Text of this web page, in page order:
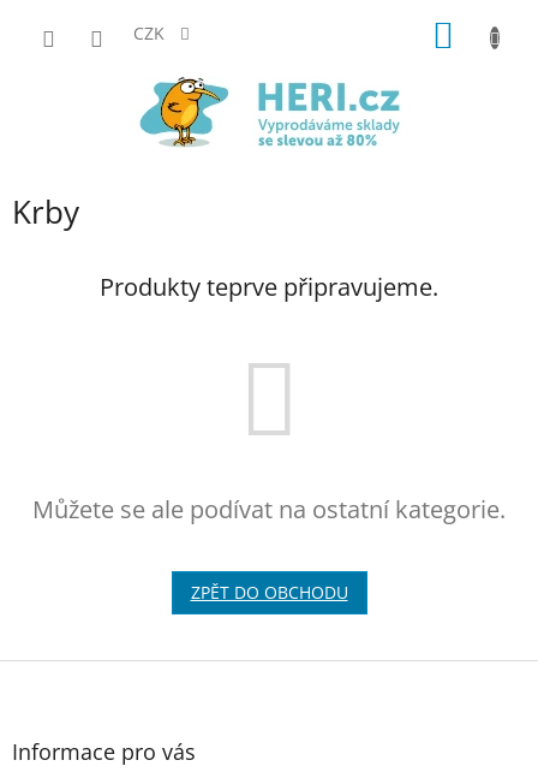
CZK
Krby
Produkty teprve připravujeme.
Můžete se ale podívat na ostatní kategorie.
ZPĚT DO OBCHODU
Z
Informace pro vás